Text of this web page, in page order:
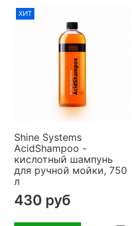
ХИТ
Shine Systems
AcidShampoo -
кислотный шампунь
для ручной мойки, 750
л
430 руб